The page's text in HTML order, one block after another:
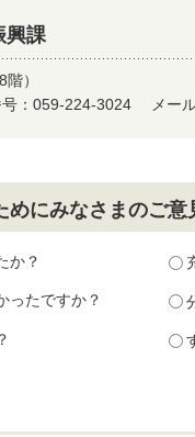
課
）
号：059-224-3024 メー
めにみなさまのご
か？
ったですか？